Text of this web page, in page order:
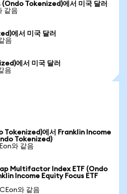
Tokenized)에서 미국 달러
같음
에서 미국 달러
음
에서 미국 달러
음
Tokenized)에서 Franklin Income
Tokenized)
와 같음
Multifactor Index ETF (Ondo
Income Equity Focus ETF
와 같음